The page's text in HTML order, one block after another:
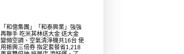
「和億集團」「和泰興業」強強
再聯手 吃米其林送大金 送大金
變頻空調、空氣清淨機共16台 使
用振興三倍券 指定套餐省1,218